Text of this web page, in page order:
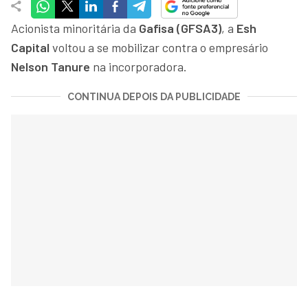
Acionista minoritária da Gafisa (GFSA3), a Esh
Capital voltou a se mobilizar contra o empresário
Nelson Tanure na incorporadora.
CONTINUA DEPOIS DA PUBLICIDADE